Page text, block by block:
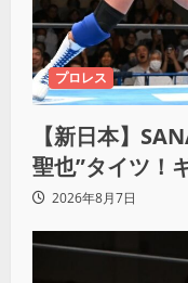
プロレス
【新日本】
聖也”タイツ！
KO「俺と闘う
2026年8月7日